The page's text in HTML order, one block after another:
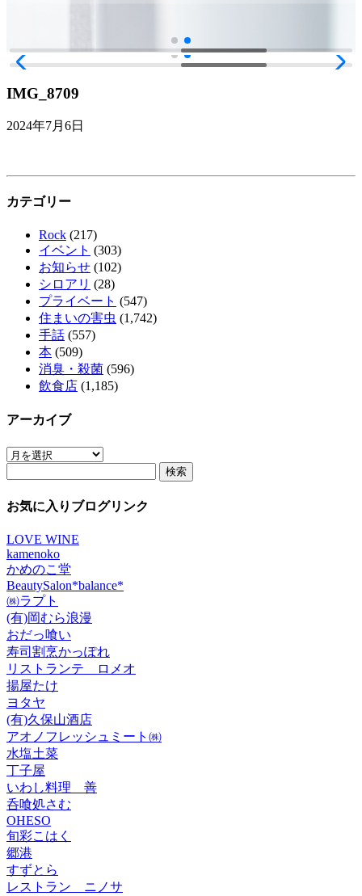
IMG_8709
2024年7月6日
カテゴリー
Rock (217)
イベント (303)
お知らせ (102)
シロアリ (28)
プライベート (547)
住まいの害虫 (1,742)
手話 (557)
本 (509)
消臭・殺菌 (596)
飲食店 (1,185)
アーカイブ
ア
イ
お気に入りブログリンク
LOVE WINE
kamenoko
かめのこ堂
BeautySalon*balance*
㈱ラプト
(有)岡むら浪漫
おだっ喰い
寿司割烹かっぽれ
リストランテ ロメオ
揚屋たけ
ヨタヤ
(有)久保山酒店
アオノフレッシュミート㈱
水塩土菜
丁子屋
いわし料理 善
呑喰処さむ
OHESO
旬彩こはく
郷港
すずとら
レストラン ニノサ